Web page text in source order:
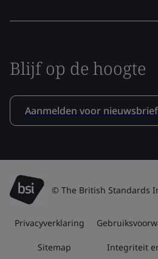
Blijf op de hoogte
Aanmelden voor nieuwsbrief
© The British Standards
Privacyverklaring
Sitemap Integriteit